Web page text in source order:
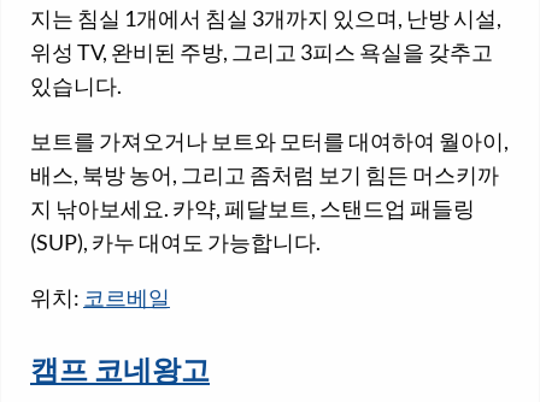
지는 침실 1개에서 침실 3개까지 있으며, 난방 시설,
위성 TV, 완비된 주방, 그리고 3피스 욕실을 갖추고
있습니다.
보트를 가져오거나 보트와 모터를 대여하여 월아이,
배스, 북방 농어, 그리고 좀처럼 보기 힘든 머스키까
지 낚아보세요. 카약, 페달보트, 스탠드업 패들링
(SUP), 카누 대여도 가능합니다.
위치: 코르베일
캠프 코네왕고